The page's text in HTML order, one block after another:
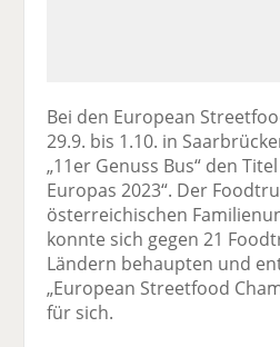
Bei den European
29.9. bis 1.10. in
„11er Genuss Bus“ den
Europas 2023“. Der
österreichischen
konnte sich gegen 21
Ländern behaupten und
„European Streetfood
für sich.